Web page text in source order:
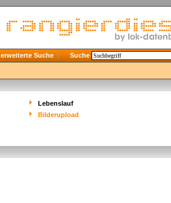
erweiterte Suche Suche
Lebenslauf
Bilderupload